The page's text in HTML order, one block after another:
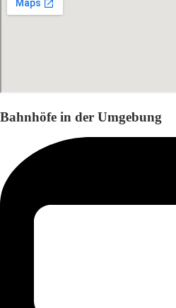
Bahnhöfe in der Umgebung